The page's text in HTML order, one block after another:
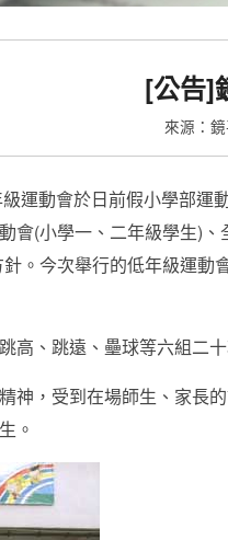
[公告]
來源：
運動會於日前假小學部運
會(小學一、二年級學生)
。今次舉行的低年級運
高、跳遠、壘球等六組二
神，受到在場師生、家長
。